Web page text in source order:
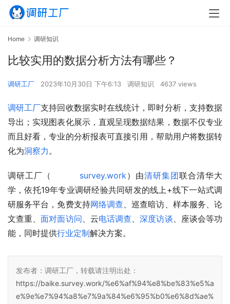
Home 调研知识
比较实用的数据分析方法有哪些？
调研工厂 2023年10月30日 下午6:13 调研知识 4637 views
调研工厂支持回收数据实时在线统计，即时分析，支持数据
导出；实现图表化展示，直观呈现数据结果，数据不仅专业
而且好看，专业的分析报表可直接引用，帮助用户将数据转
化为洞察力。
调研工厂（ survey.work）由清研集团联合清华大
学，依托19年专业调研经验共同研发的线上+线下一站式调
研服务平台，免费支持网络调查、巡查暗访、样本服务、论
文查重、面对面访问、云电话调查、深度访谈、座谈会等功
能，同时提供行业定制解决方案。
发布者：调研工厂，转载请注明出处：
https://baike.survey.work/%e6%af%94%e8%be%83%e5%a
e%9e%e7%94%a8%e7%9a%84%e6%95%b0%e6%8d%ae%